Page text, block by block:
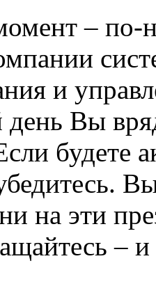
– по-
и
Вы
будете
на эти
–